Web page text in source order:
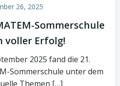
26, 2025
Sommerschule
voller Erfolg!
2025 fand die 21.
Sommerschule unter dem
Themen […]